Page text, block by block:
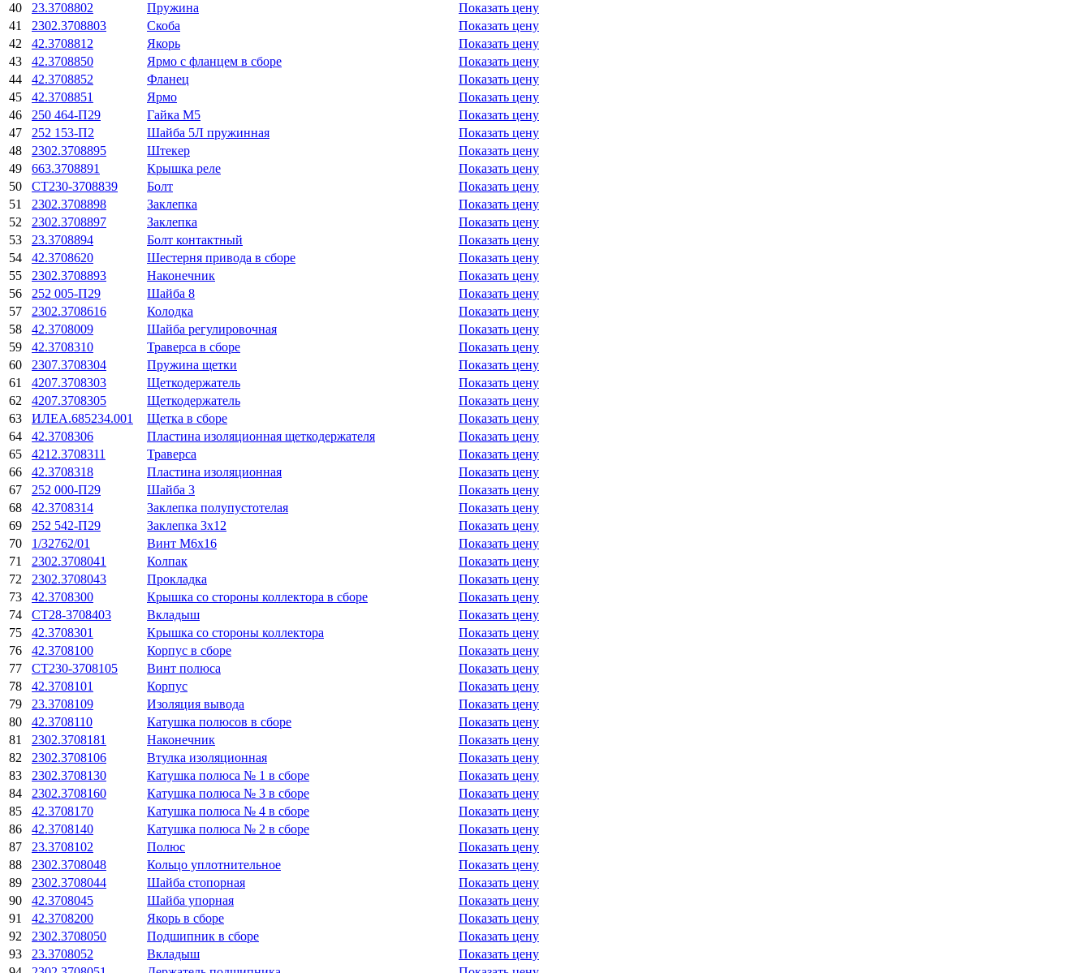
40
23.3708802 Пружина
Показать цену
41
2302.3708803 Скоба
Показать цену
42
42.3708812 Якорь
Показать цену
43
42.3708850 Ярмо с фланцем в сборе
Показать цену
44
42.3708852 Фланец
Показать цену
45
42.3708851 Ярмо
Показать цену
46
250 464-П29 Гайка М5
Показать цену
47
252 153-П2 Шайба 5Л пружинная
Показать цену
48
2302.3708895 Штекер
Показать цену
49
663.3708891 Крышка реле
Показать цену
50
СТ230-3708839 Болт
Показать цену
51
2302.3708898 Заклепка
Показать цену
52
2302.3708897 Заклепка
Показать цену
53
23.3708894 Болт контактный
Показать цену
54
42.3708620 Шестерня привода в сборе
Показать цену
55
2302.3708893 Наконечник
Показать цену
56
252 005-П29 Шайба 8
Показать цену
57
2302.3708616 Колодка
Показать цену
58
42.3708009 Шайба регулировочная
Показать цену
59
42.3708310 Траверса в сборе
Показать цену
60
2307.3708304 Пружина щетки
Показать цену
61
4207.3708303 Щеткодержатель
Показать цену
62
4207.3708305 Щеткодержатель
Показать цену
63
ИЛЕА.685234.001 Щетка в сборе
Показать цену
64
42.3708306 Пластина изоляционная щеткодержателя
Показать цену
65
4212.3708311 Траверса
Показать цену
66
42.3708318 Пластина изоляционная
Показать цену
67
252 000-П29 Шайба 3
Показать цену
68
42.3708314 Заклепка полупустотелая
Показать цену
69
252 542-П29 Заклепка 3х12
Показать цену
70
1/32762/01 Винт М6х16
Показать цену
71
2302.3708041 Колпак
Показать цену
72
2302.3708043 Прокладка
Показать цену
73
42.3708300 Крышка со стороны коллектора в сборе
Показать цену
74
СТ28-3708403 Вкладыш
Показать цену
75
42.3708301 Крышка со стороны коллектора
Показать цену
76
42.3708100 Корпус в сборе
Показать цену
77
СТ230-3708105 Винт полюса
Показать цену
78
42.3708101 Корпус
Показать цену
79
23.3708109 Изоляция вывода
Показать цену
80
42.3708110 Катушка полюсов в сборе
Показать цену
81
2302.3708181 Наконечник
Показать цену
82
2302.3708106 Втулка изоляционная
Показать цену
83
2302.3708130 Катушка полюса № 1 в сборе
Показать цену
84
2302.3708160 Катушка полюса № 3 в сборе
Показать цену
85
42.3708170 Катушка полюса № 4 в сборе
Показать цену
86
42.3708140 Катушка полюса № 2 в сборе
Показать цену
87
23.3708102 Полюс
Показать цену
88
2302.3708048 Кольцо уплотнительное
Показать цену
89
2302.3708044 Шайба стопорная
Показать цену
90
42.3708045 Шайба упорная
Показать цену
91
42.3708200 Якорь в сборе
Показать цену
92
2302.3708050 Подшипник в сборе
Показать цену
93
23.3708052 Вкладыш
Показать цену